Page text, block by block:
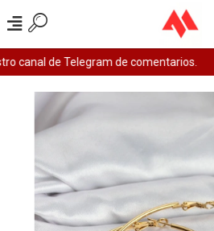
canal de Telegram de comentarios.